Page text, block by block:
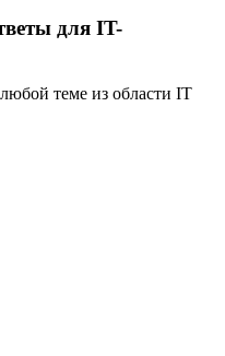
для IT-
теме из области IT